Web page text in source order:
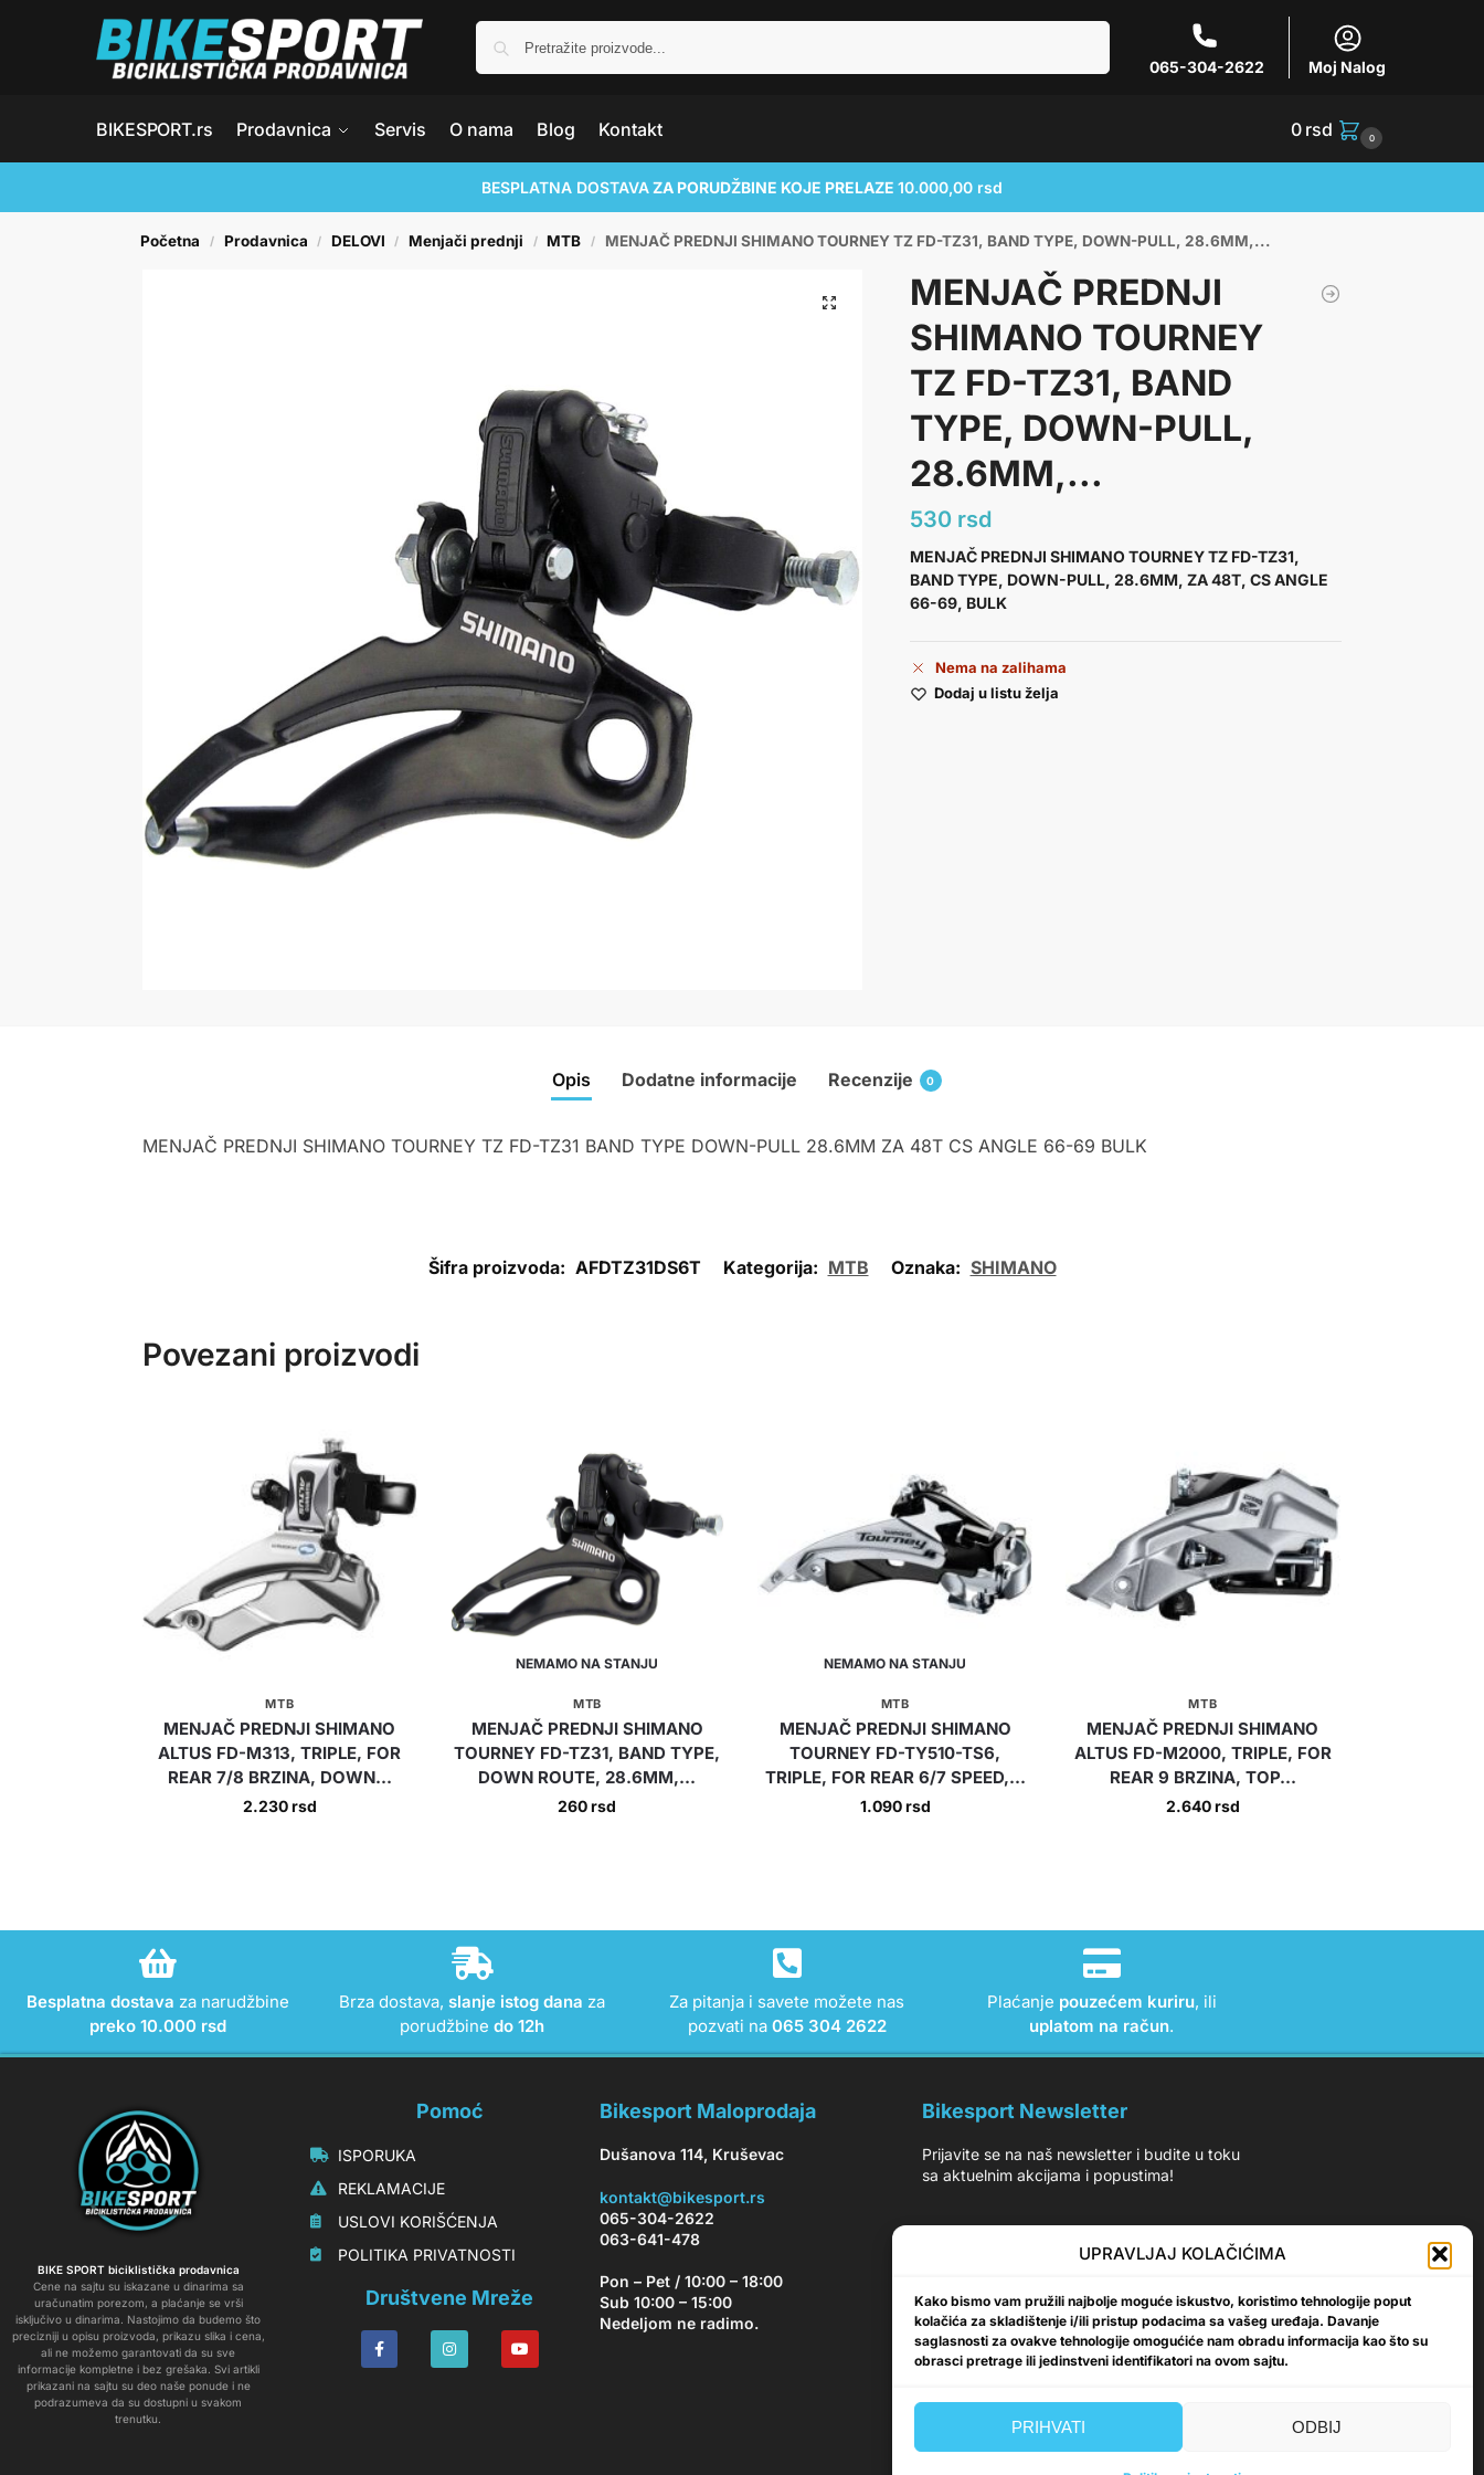
UPRAVLJAJ KOLAČIĆIMA
Kako bismo vam pružili najbolje moguće iskustvo, koristimo tehnologije poput
kolačića za skladištenje i/ili pristup podacima sa vašeg uređaja. Davanje
saglasnosti za ovakve tehnologije omogućiće nam obradu informacija kao što su
obrasci pretrage ili jedinstveni identifikatori na ovom sajtu.
PRIHVATI ODBIJ
065-304-2622 Moj Nalog
BIKESPORT.rs Prodavnica Servis O nama Blog Kontakt 0 rsd 0
BESPLATNA DOSTAVAZA PORUDŽBINE KOJE PRELAZE 10.000,00 rsd
Početna / Prodavnica / DELOVI / Menjači prednji / MTB / MENJAČ PREDNJI SHIMANO TOURNEY TZ FD-TZ31, BAND TYPE, DOWN-PULL, 28.6MM,...
MENJAČ PREDNJI
SHIMANO TOURNEY
TZ FD-TZ31, BAND
TYPE, DOWN-PULL,
28.6MM,...
530 rsd
MENJAČ PREDNJI SHIMANO TOURNEY TZ FD-TZ31,
BAND TYPE, DOWN-PULL, 28.6MM, ZA 48T, CS ANGLE
66-69, BULK
Nema na zalihama
Dodaj u listu želja
Opis Dodatne informacije Recenzije 0
MENJAČ PREDNJI SHIMANO TOURNEY TZ FD-TZ31 BAND TYPE DOWN-PULL 28.6MM ZA 48T CS ANGLE 66-69 BULK
Šifra proizvoda: AFDTZ31DS6T Kategorija: MTB Oznaka: SHIMANO
Povezani proizvodi
MTB
MENJAČ PREDNJI SHIMANO
ALTUS FD-M313, TRIPLE, FOR
REAR 7/8 BRZINA, DOWN...
2.230rsd
NEMAMO NA STANJU
MTB
MENJAČ PREDNJI SHIMANO
TOURNEY FD-TZ31, BAND TYPE,
DOWN ROUTE, 28.6MM,...
260rsd
NEMAMO NA STANJU
MTB
MENJAČ PREDNJI SHIMANO
TOURNEY FD-TY510-TS6,
TRIPLE, FOR REAR 6/7 SPEED,...
1.090rsd
MTB
MENJAČ PREDNJI SHIMANO
ALTUS FD-M2000, TRIPLE, FOR
REAR 9 BRZINA, TOP...
2.640rsd
Besplatna dostava za narudžbine
preko 10.000 rsd
Brza dostava, slanje istog dana za
porudžbine do 12h
Za pitanja i savete možete nas
pozvati na 065 304 2622
Plaćanje pouzećem kuriru, ili
uplatom na račun.
BIKE SPORT biciklistička prodavnica
Cene na sajtu su iskazane u dinarima sa
uračunatim porezom, a plaćanje se vrši
isključivo u dinarima. Nastojimo da budemo što
precizniji u opisu proizvoda, prikazu slika i cena,
ali ne možemo garantovati da su sve
informacije kompletne i bez grešaka. Svi artikli
prikazani na sajtu su deo naše ponude i ne
podrazumeva da su dostupni u svakom
trenutku.
Pomoć
‏‏‎‏‏‎ ‎ISPORUKA
‏‏‏‏‎ ‎‎‎‎‎‎REKLAMACIJE‎‎‎
‏‏‎‏‏‎ ‎‎USLOVI KORIŠĆENJA
‏‏‏‎ ‎‎POLITIKA PRIVATNOSTI
Društvene Mreže
Bikesport Maloprodaja
Dušanova 114, Kruševac
kontakt@bikesport.rs
065-304-2622
063-641-478
Pon – Pet / 10:00 – 18:00
Sub 10:00 – 15:00
Nedeljom ne radimo.
Bikesport Newsletter
Prijavite se na naš newsletter i budite u toku
sa aktuelnim akcijama i popustima!
Prijavi se